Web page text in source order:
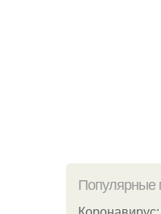
Популярные